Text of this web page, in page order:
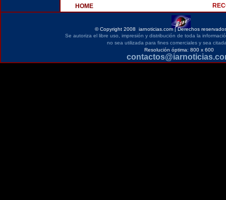
HOME
© Copyright 2008 iarnoticias.com | Derechos
Se autoriza el libre uso, impresión y distribución de toda la
no sea utilizada para fines comerciales y sea
Resolución óptima: 800 x 600